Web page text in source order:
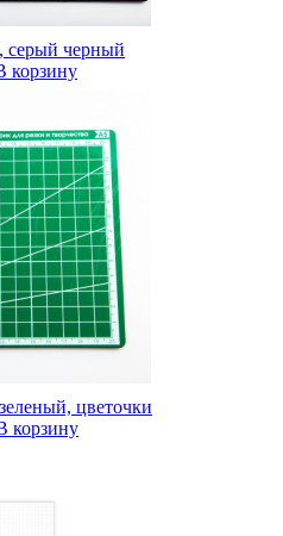
серый черный
корзину
цветочки
корзину